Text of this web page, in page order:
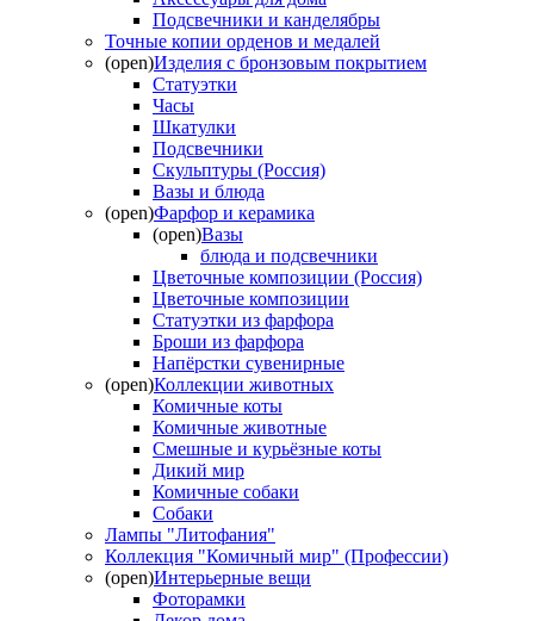
Подсвечники и канделябры
Точные копии орденов и медалей
(open)Изделия с бронзовым покрытием
Статуэтки
Часы
Шкатулки
Подсвечники
Скульптуры (Россия)
Вазы и блюда
(open)Фарфор и керамика
(open)Вазы
блюда и подсвечники
Цветочные композиции (Россия)
Цветочные композиции
Статуэтки из фарфора
Броши из фарфора
Напёрстки сувенирные
(open)Коллекции животных
Комичные коты
Комичные животные
Смешные и курьёзные коты
Дикий мир
Комичные собаки
Собаки
Лампы "Литофания"
Коллекция "Комичный мир" (Профессии)
(open)Интерьерные вещи
Фоторамки